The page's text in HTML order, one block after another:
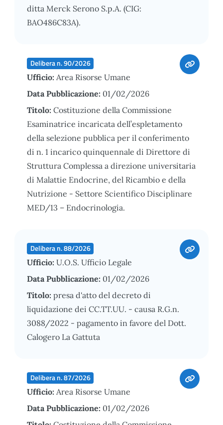
ditta Merck Serono S.p.A. (CIG:
BAO486C83A).
Delibera n. 90/2026
Ufficio: Area Risorse Umane
Data Pubblicazione: 01/02/2026
Titolo: Costituzione della Commissione
Esaminatrice incaricata dell’espletamento
della selezione pubblica per il conferimento
di n. 1 incarico quinquennale di Direttore di
Struttura Complessa a direzione universitaria
di Malattie Endocrine, del Ricambio e della
Nutrizione - Settore Scientifico Disciplinare
MED/13 – Endocrinologia.
Delibera n. 88/2026
Ufficio: U.O.S. Ufficio Legale
Data Pubblicazione: 01/02/2026
Titolo: presa d'atto del decreto di
liquidazione dei CC.TT.UU. - causa R.G.n.
3088/2022 - pagamento in favore del Dott.
Calogero La Gattuta
Delibera n. 87/2026
Ufficio: Area Risorse Umane
Data Pubblicazione: 01/02/2026